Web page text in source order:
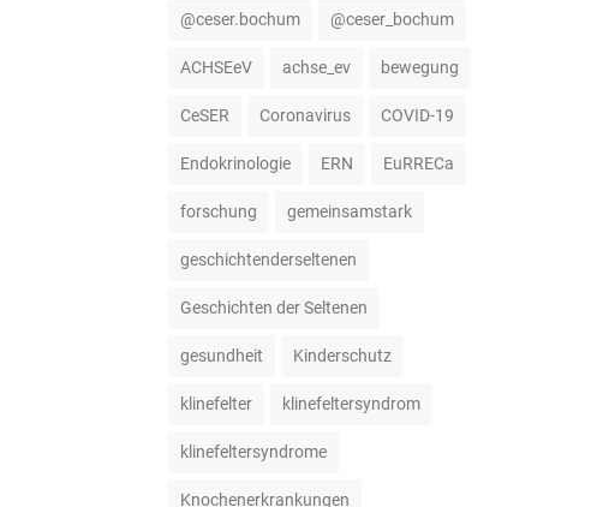
@ceser.bochum @ceser_bochum
ACHSEeV achse_ev bewegung
CeSER Coronavirus COVID-19
Endokrinologie ERN EuRRECa
forschung gemeinsamstark
geschichtenderseltenen
Geschichten der Seltenen
gesundheit Kinderschutz
klinefelter klinefeltersyndrom
klinefeltersyndrome
Knochenerkrankungen